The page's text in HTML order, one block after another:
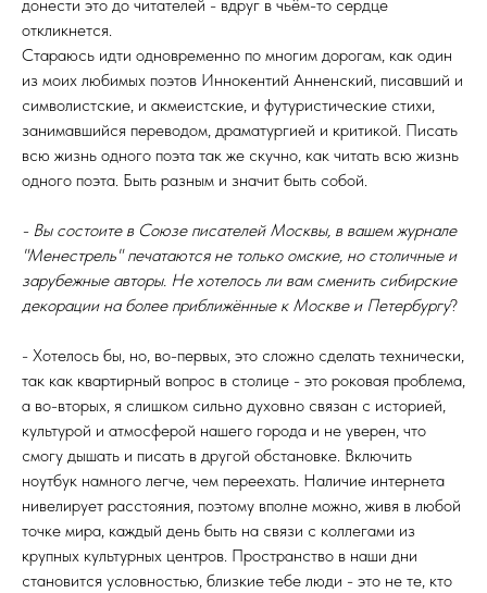
донести это до читателей - вдруг в чьём-то сердце
откликнется.
Стараюсь идти одновременно по многим дорогам, как один
из моих любимых поэтов Иннокентий Анненский, писавший и
символистские, и акмеистские, и футуристические стихи,
занимавшийся переводом, драматургией и критикой. Писать
всю жизнь одного поэта так же скучно, как читать всю жизнь
одного поэта. Быть разным и значит быть собой.
- Вы состоите в Союзе писателей Москвы, в вашем журнале
"Менестрель" печатаются не только омские, но столичные и
зарубежные авторы. Не хотелось ли вам сменить сибирские
декорации на более приближённые к Москве и Петербургу?
- Хотелось бы, но, во-первых, это сложно сделать технически,
так как квартирный вопрос в столице - это роковая проблема,
а во-вторых, я слишком сильно духовно связан с историей,
культурой и атмосферой нашего города и не уверен, что
смогу дышать и писать в другой обстановке. Включить
ноутбук намного легче, чем переехать. Наличие интернета
нивелирует расстояния, поэтому вполне можно, живя в любой
точке мира, каждый день быть на связи с коллегами из
крупных культурных центров. Пространство в наши дни
становится условностью, близкие тебе люди - это не те, кто